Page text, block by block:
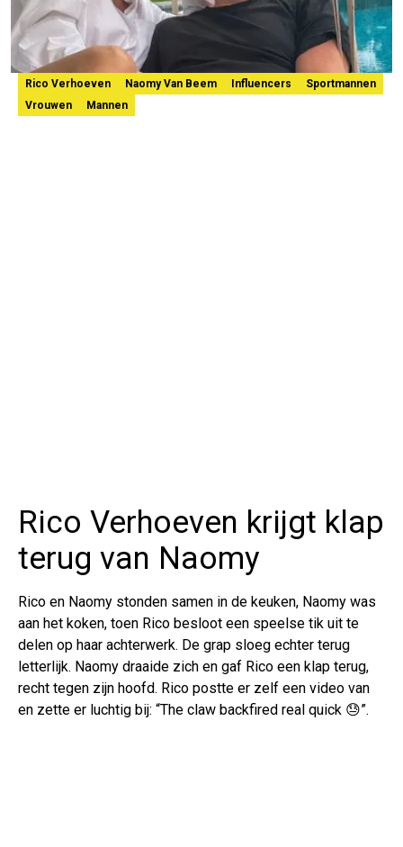
Rico Verhoeven Naomy Van Beem Influencers
Sportmannen
Vrouwen
Mannen
Rico Verhoeven krijgt klap
terug van Naomy
Rico en Naomy stonden samen in de keuken, Naomy was
aan het koken, toen Rico besloot een speelse tik uit te
delen op haar achterwerk. De grap sloeg echter terug
letterlijk. Naomy draaide zich en gaf Rico een klap terug,
recht tegen zijn hoofd. Rico postte er zelf een video van
en zette er luchtig bij: “The claw backfired real quick 😓”.